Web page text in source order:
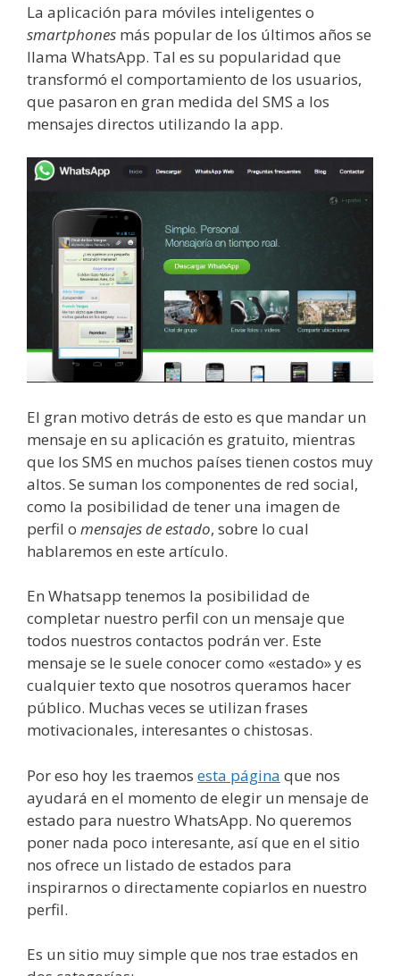
La aplicación para móviles inteligentes o
smartphones más popular de los últimos años se
llama WhatsApp. Tal es su popularidad que
transformó el comportamiento de los usuarios,
que pasaron en gran medida del SMS a los
mensajes directos utilizando la app.
El gran motivo detrás de esto es que mandar un
mensaje en su aplicación es gratuito, mientras
que los SMS en muchos países tienen costos muy
altos. Se suman los componentes de red social,
como la posibilidad de tener una imagen de
perfil o mensajes de estado, sobre lo cual
hablaremos en este artículo.
En Whatsapp tenemos la posibilidad de
completar nuestro perfil con un mensaje que
todos nuestros contactos podrán ver. Este
mensaje se le suele conocer como «estado» y es
cualquier texto que nosotros queramos hacer
público. Muchas veces se utilizan frases
motivacionales, interesantes o chistosas.
Por eso hoy les traemos esta página que nos
ayudará en el momento de elegir un mensaje de
estado para nuestro WhatsApp. No queremos
poner nada poco interesante, así que en el sitio
nos ofrece un listado de estados para
inspirarnos o directamente copiarlos en nuestro
perfil.
Es un sitio muy simple que nos trae estados en